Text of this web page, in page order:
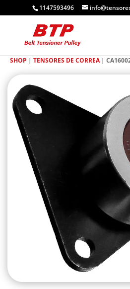
1147593496
SHOP | TENSORES DE CORREA|